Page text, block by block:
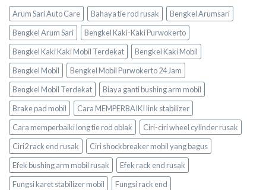
Arum Sari Auto Care Bahaya tie rod rusak
Bengkel Arumsari
Bengkel Arum Sari
Bengkel Kaki-Kaki Purwokerto
Bengkel Kaki Kaki Mobil Terdekat
Bengkel Kaki Mobil
Bengkel Mobil
Bengkel Mobil Purwokerto 24 Jam
Bengkel Mobil Terdekat
Biaya ganti bushing arm mobil
Brake pad mobil
Cara MEMPERBAIKI link stabilizer
Cara memperbaiki long tie rod oblak
Ciri-ciri wheel cylinder rusak
Ciri2 rack end rusak
Ciri shockbreaker mobil yang bagus
Efek bushing arm mobil rusak
Efek rack end rusak
Fungsi karet stabilizer mobil
Fungsi rack end